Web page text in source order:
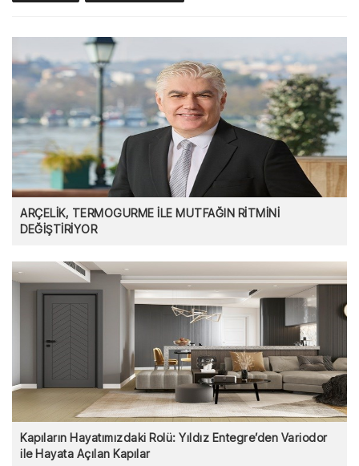
ARÇELİK, TERMOGURME İLE MUTFAĞIN RİTMİNİ
DEĞİŞTİRİYOR
Kapıların Hayatımızdaki Rolü: Yıldız Entegre’den Variodor
ile Hayata Açılan Kapılar